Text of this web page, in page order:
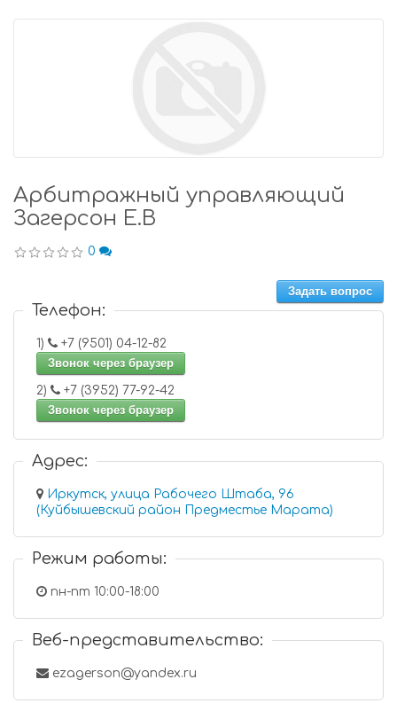
Арбитражный управляющий
Загерсон Е.В
0
Задать вопрос
Телефон:
1)
+7 (9501) 04-12-82
Звонок через браузер
2)
+7 (3952) 77-92-42
Звонок через браузер
Адрес:
Иркутск, улица Рабочего Штаба, 96
(Куйбышевский район Предместье Марата)
Режим работы:
пн-пт 10:00-18:00
Веб-представительство:
ezagerson@yandex.ru